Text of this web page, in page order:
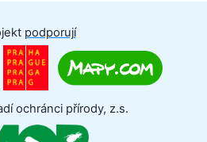
podporují
ochránci přírody, z.s.